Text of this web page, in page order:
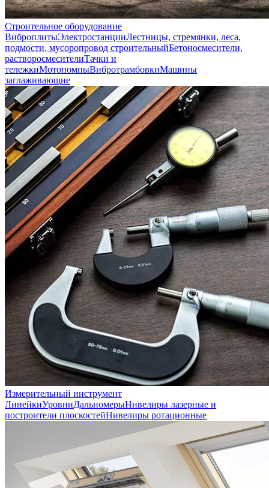
Строительное оборудование
ВиброплитыЭлектростанцииЛестницы, стремянки, леса,
подмости, мусоропровод строительныйБетоносмесители,
растворосмесителиТачки и
тележкиМотопомпыВибротрамбовкиМашины
заглаживающие
Измерительный инструмент
ЛинейкиУровниДальномерыНивелиры лазерные и
построители плоскостейНивелиры ротационные